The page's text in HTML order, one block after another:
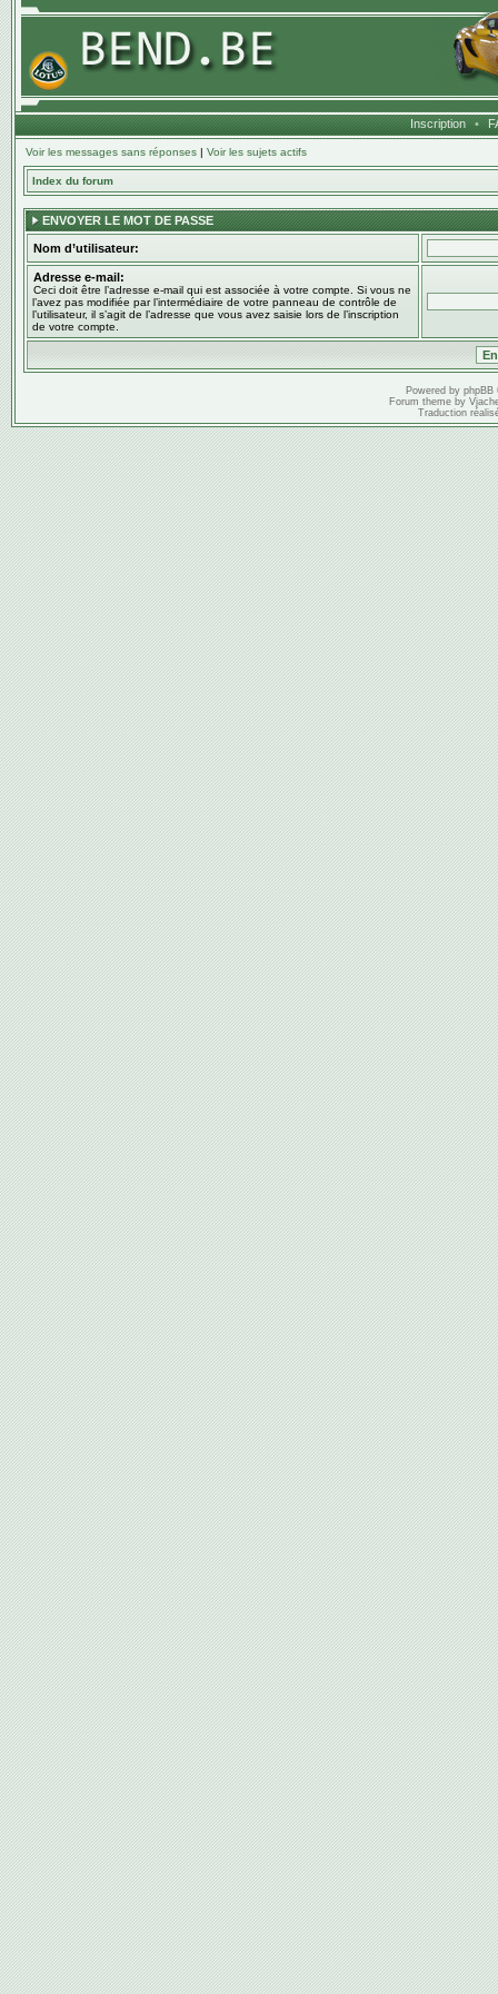
Inscription •
Voir les messages sans réponses | Voir les sujets actifs
Index du forum
ENVOYER LE MOT DE PASSE
Nom d’utilisateur:
Adresse e-mail:
Ceci doit être l’adresse e-mail qui est associée à votre compte. Si vous ne
l’avez pas modifiée par l’intermédiaire de votre panneau de contrôle de
l’utilisateur, il s’agit de l’adresse que vous avez saisie lors de l’inscription
de votre compte.
Powered by phpBB
Forum theme by
Traduction